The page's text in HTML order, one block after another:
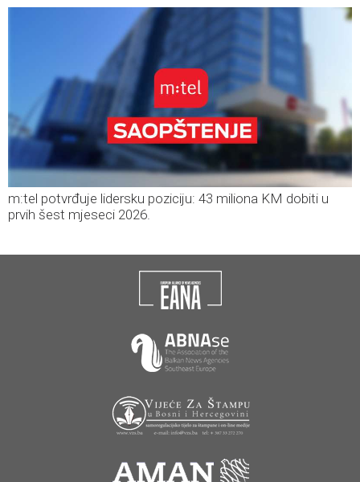
m:tel potvrđuje lidersku poziciju: 43 miliona KM dobiti u
prvih šest mjeseci 2026.